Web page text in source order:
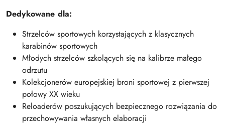
Dedykowane dla:
Strzelców sportowych korzystających z klasycznych
karabinów sportowych
Młodych strzelców szkolących się na kalibrze małego
odrzutu
Kolekcjonerów europejskiej broni sportowej z pierwszej
połowy XX wieku
Reloaderów poszukujących bezpiecznego rozwiązania do
przechowywania własnych elaboracji